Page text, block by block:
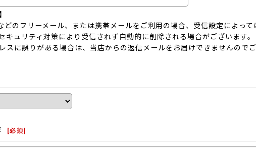
のフリーメール、または携帯メールをご利用の場合、受信設定によっ
キュリティ対策により受信されず自動的に削除される場合がございます。
スに誤りがある場合は、当店からの返信メールをお届けできませんのでご
[必須]